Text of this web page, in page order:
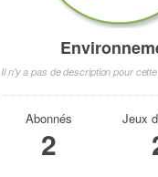
Il n'y a pas de description pour
Abonnés
2
Jeux